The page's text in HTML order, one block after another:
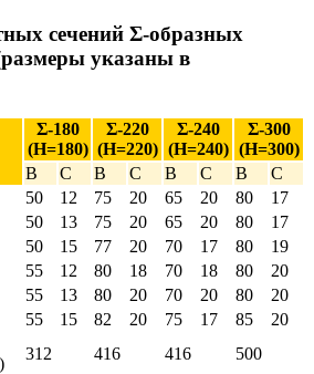
сечений Σ-образных
указаны в
Σ-180
(Н=180)
Σ-220
(Н=220)
Σ-240
(Н=240)
Σ-300
(Н=300)
В
С В С В С В
С
50 12 75 20 65 20 80
17
50 13 75 20 65 20 80
17
50 15 77 20 70 17 80
19
55 12 80 18 70 18 80
20
55 13 80 20 70 20 80
20
55 15 82 20 75 17 85
20
312 416 416
500